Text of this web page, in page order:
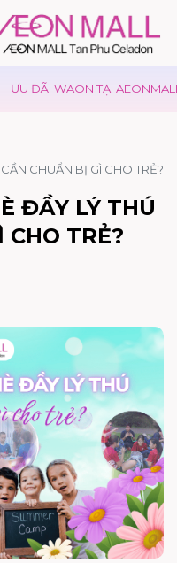
TẠI AEONMALL VIỆT
CHUẨN BỊ GÌ CHO TRẺ?
ĐẦY LÝ THÚ
CHO TRẺ?